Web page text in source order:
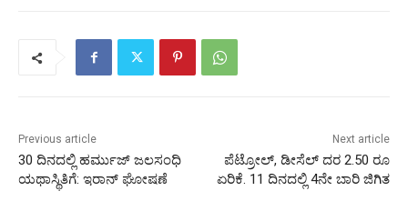
Previous article
30 ದಿನದಲ್ಲಿ ಹರ್ಮುಜ್ ಜಲಸಂಧಿ
ಯಥಾಸ್ಥಿತಿಗೆ: ಇರಾನ್ ಘೋಷಣೆ
Next article
ಪೆಟ್ರೋಲ್‌, ಡೀಸೆಲ್‌ ದರ 2.50 ರೂ
ಏರಿಕೆ. 11 ದಿನದಲ್ಲಿ 4ನೇ ಬಾರಿ ಜಿಗಿತ